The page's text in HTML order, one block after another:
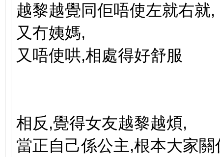
越黎越覺同佢唔使左就右就,
又冇姨媽,
又唔使哄,相處得好舒服
相反,覺得女友越黎越煩,
當正自己係公主,根本大家